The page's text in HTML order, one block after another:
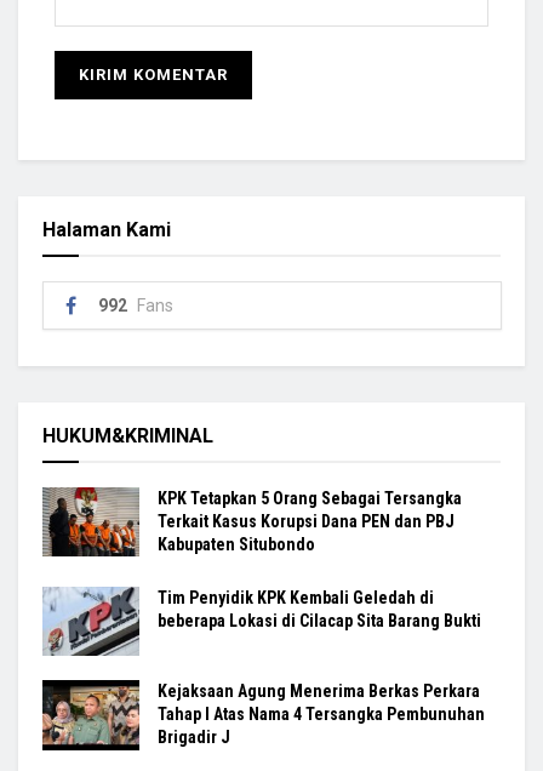
Halaman Kami
992 Fans
HUKUM&KRIMINAL
KPK Tetapkan 5 Orang Sebagai Tersangka
Terkait Kasus Korupsi Dana PEN dan PBJ
Kabupaten Situbondo
Tim Penyidik KPK Kembali Geledah di
beberapa Lokasi di Cilacap Sita Barang Bukti
Kejaksaan Agung Menerima Berkas Perkara
Tahap I Atas Nama 4 Tersangka Pembunuhan
Brigadir J